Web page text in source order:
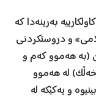
بەرینەدا که
و دروستکردنی
(به هەموو کەم و
لە ھەموو
و یەکێکە له